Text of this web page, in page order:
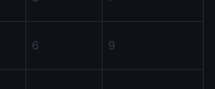
6 9